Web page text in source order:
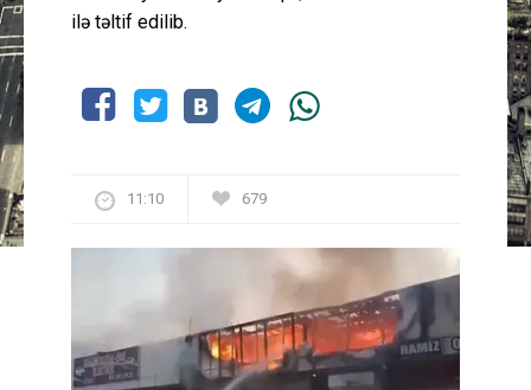
ilə təltif edilib.
11:10 679